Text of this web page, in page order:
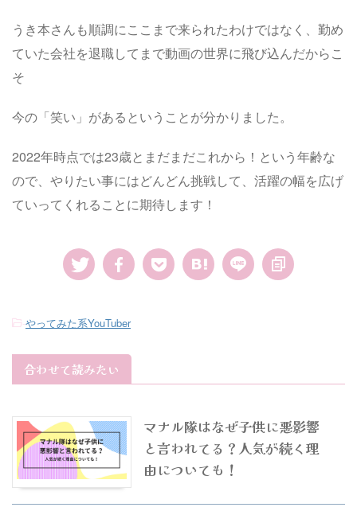
うき本さんも順調にここまで来られたわけではなく、勤め
ていた会社を退職してまで動画の世界に飛び込んだからこ
そ
今の「笑い」があるということが分かりました。
2022年時点では23歳とまだまだこれから！という年齢な
ので、やりたい事にはどんどん挑戦して、活躍の幅を広げ
ていってくれることに期待します！
-やってみた系YouTuber
合わせて読みたい
マナル隊はなぜ子供に悪影響
と言われてる？人気が続く理
由についても！